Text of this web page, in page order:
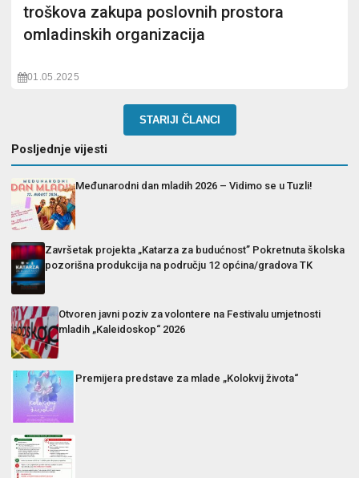
troškova zakupa poslovnih prostora
omladinskih organizacija
01.05.2025
STARIJI ČLANCI
Posljednje vijesti
Međunarodni dan mladih 2026 – Vidimo se u Tuzli!
Završetak projekta „Katarza za budućnost” Pokretnuta školska
pozorišna produkcija na području 12 općina/gradova TK
Otvoren javni poziv za volontere na Festivalu umjetnosti
mladih „Kaleidoskop“ 2026
Premijera predstave za mlade „Kolokvij života“